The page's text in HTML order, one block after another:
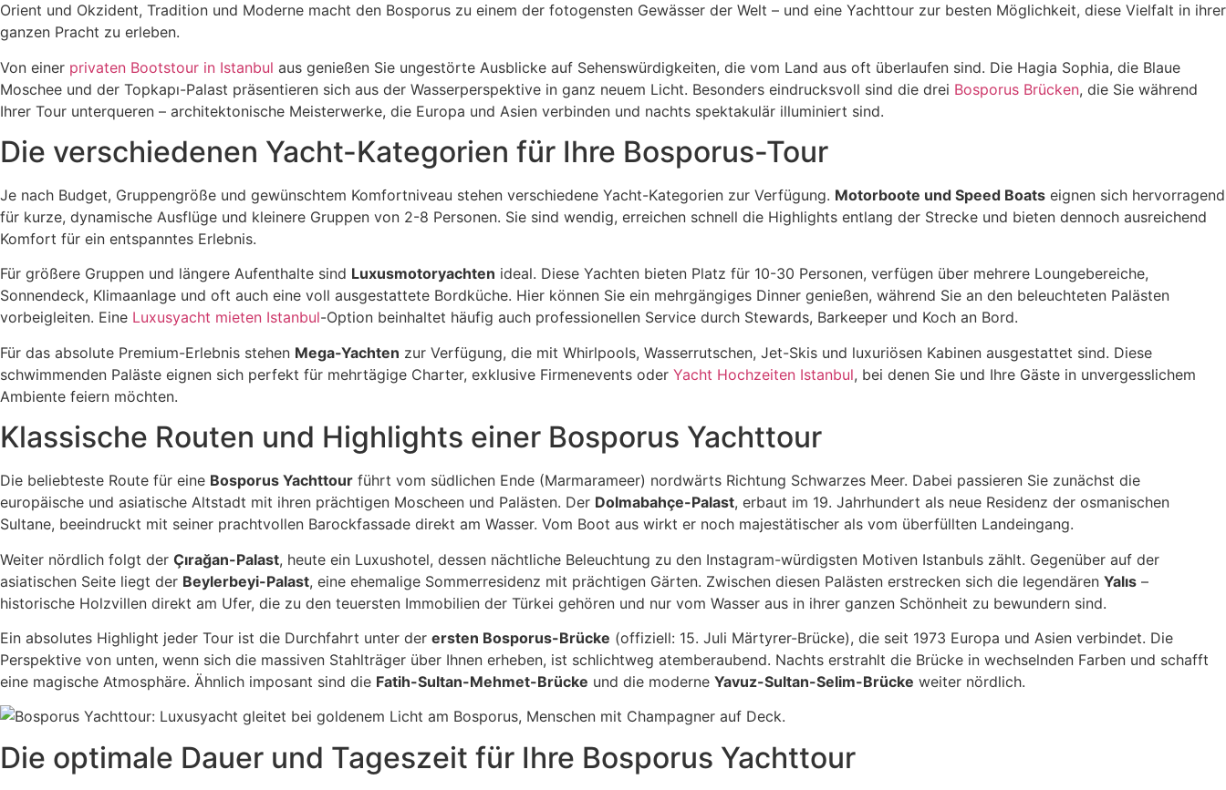
Orient und Okzident, Tradition und Moderne macht den Bosporus zu einem der fotogensten Gewässer der Welt – und eine Yachttour zur besten Möglichkeit, diese Vielfalt in ihrer
ganzen Pracht zu erleben.
Von einer privaten Bootstour in Istanbul aus genießen Sie ungestörte Ausblicke auf Sehenswürdigkeiten, die vom Land aus oft überlaufen sind. Die Hagia Sophia, die Blaue
Moschee und der Topkapı-Palast präsentieren sich aus der Wasserperspektive in ganz neuem Licht. Besonders eindrucksvoll sind die drei Bosporus Brücken, die Sie während
Ihrer Tour unterqueren – architektonische Meisterwerke, die Europa und Asien verbinden und nachts spektakulär illuminiert sind.
Die verschiedenen Yacht-Kategorien für Ihre Bosporus-Tour
Je nach Budget, Gruppengröße und gewünschtem Komfortniveau stehen verschiedene Yacht-Kategorien zur Verfügung. Motorboote und Speed Boats eignen sich hervorragend
für kurze, dynamische Ausflüge und kleinere Gruppen von 2-8 Personen. Sie sind wendig, erreichen schnell die Highlights entlang der Strecke und bieten dennoch ausreichend
Komfort für ein entspanntes Erlebnis.
Für größere Gruppen und längere Aufenthalte sind Luxusmotoryachten ideal. Diese Yachten bieten Platz für 10-30 Personen, verfügen über mehrere Loungebereiche,
Sonnendeck, Klimaanlage und oft auch eine voll ausgestattete Bordküche. Hier können Sie ein mehrgängiges Dinner genießen, während Sie an den beleuchteten Palästen
vorbeigleiten. Eine Luxusyacht mieten Istanbul-Option beinhaltet häufig auch professionellen Service durch Stewards, Barkeeper und Koch an Bord.
Für das absolute Premium-Erlebnis stehen Mega-Yachten zur Verfügung, die mit Whirlpools, Wasserrutschen, Jet-Skis und luxuriösen Kabinen ausgestattet sind. Diese
schwimmenden Paläste eignen sich perfekt für mehrtägige Charter, exklusive Firmenevents oder Yacht Hochzeiten Istanbul, bei denen Sie und Ihre Gäste in unvergesslichem
Ambiente feiern möchten.
Klassische Routen und Highlights einer Bosporus Yachttour
Die beliebteste Route für eine Bosporus Yachttour führt vom südlichen Ende (Marmarameer) nordwärts Richtung Schwarzes Meer. Dabei passieren Sie zunächst die
europäische und asiatische Altstadt mit ihren prächtigen Moscheen und Palästen. Der Dolmabahçe-Palast, erbaut im 19. Jahrhundert als neue Residenz der osmanischen
Sultane, beeindruckt mit seiner prachtvollen Barockfassade direkt am Wasser. Vom Boot aus wirkt er noch majestätischer als vom überfüllten Landeingang.
Weiter nördlich folgt der Çırağan-Palast, heute ein Luxushotel, dessen nächtliche Beleuchtung zu den Instagram-würdigsten Motiven Istanbuls zählt. Gegenüber auf der
asiatischen Seite liegt der Beylerbeyi-Palast, eine ehemalige Sommerresidenz mit prächtigen Gärten. Zwischen diesen Palästen erstrecken sich die legendären Yalıs –
historische Holzvillen direkt am Ufer, die zu den teuersten Immobilien der Türkei gehören und nur vom Wasser aus in ihrer ganzen Schönheit zu bewundern sind.
Ein absolutes Highlight jeder Tour ist die Durchfahrt unter der ersten Bosporus-Brücke (offiziell: 15. Juli Märtyrer-Brücke), die seit 1973 Europa und Asien verbindet. Die
Perspektive von unten, wenn sich die massiven Stahlträger über Ihnen erheben, ist schlichtweg atemberaubend. Nachts erstrahlt die Brücke in wechselnden Farben und schafft
eine magische Atmosphäre. Ähnlich imposant sind die Fatih-Sultan-Mehmet-Brücke und die moderne Yavuz-Sultan-Selim-Brücke weiter nördlich.
Die optimale Dauer und Tageszeit für Ihre Bosporus Yachttour